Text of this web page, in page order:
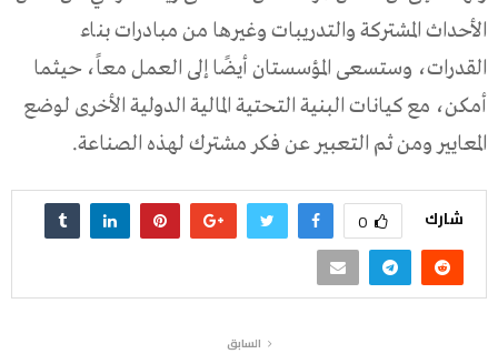
الأحداث المشتركة والتدريبات وغيرها من مبادرات بناء
القدرات، وستسعى المؤسستان أيضًا إلى العمل معاً، حيثما
أمكن، مع كيانات البنية التحتية المالية الدولية الأخرى لوضع
المعايير ومن ثم التعبير عن فكر مشترك لهذه الصناعة.
شارك 0
السابق